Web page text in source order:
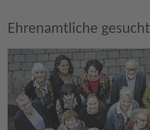
Ehrenamtliche gesucht